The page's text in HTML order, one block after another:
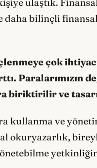
ulaştık.
daha bilinçli
çok
Paralarımızın
biriktirilir ve
kullanma ve
okuryazarlık,